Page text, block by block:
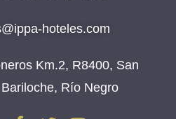
hoteles.com
Km.2, R8400, San
Río Negro